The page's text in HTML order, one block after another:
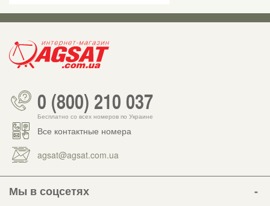
0 (800) 210 037
Бесплатно со всех номеров по Украине
Все контактные номера
agsat@agsat.com.ua
Мы в соцсетях